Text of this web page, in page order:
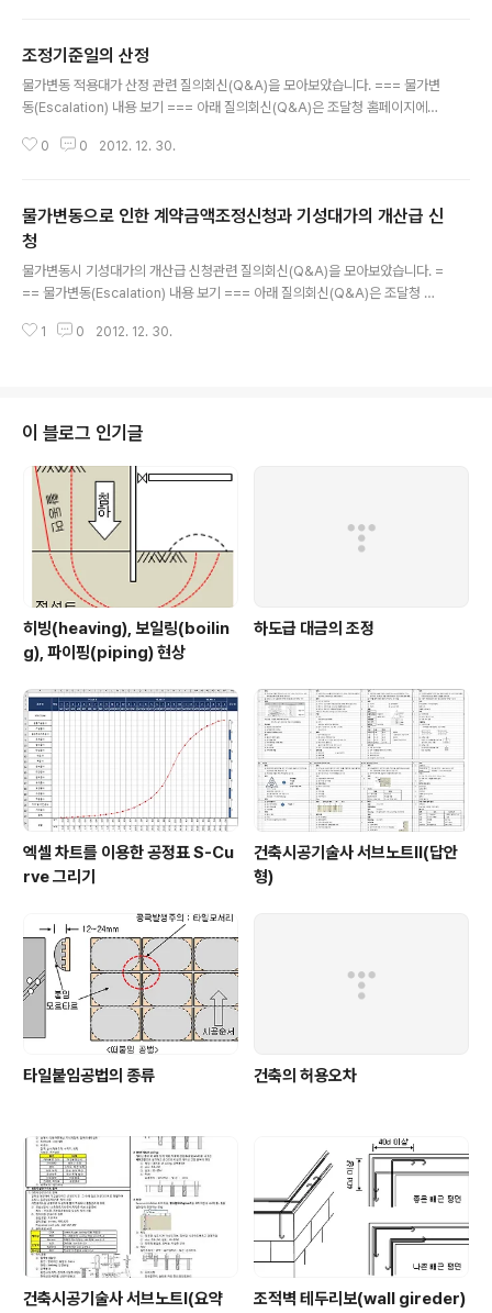
변동적용대가의 산정이 가능한지 및 공사공정예정표 변경시 현재 진행공정 현
황으로 변경하여 적용이 가능한지? 회신내용 공공기관과 체결한 계약에 대하여
는「공공기관의 운영에 관한 법령」,「공기업 · 준정부기관 회계규칙」및 발주기관의
조정기준일의 산정
물가변동 적용대가 산정 관련 질의회신(Q&A)을 모아보았습니다. === 물가변
동(Escalation) 내용 보기 === 아래 질의회신(Q&A)은 조달청 홈페이지에서
0612987 회신일자 2006-05-17 질의내용 「국가를 당사자로 하는 계약에
한 공사계약에 있어서 물가변동으로 인한 계약금액의 조정 시 “조정기준일”이
란「국가를 당사자로 하는 계약에 관한 법률 시행령」제64조제1항의 규정에 의하
여 계약을 체결(장기계속공사 및 장기물품제조 등의 경우에는 제1차계약체결
일)한 날부터 90일 ..
0 0 2012. 12. 30.
물가변동으로 인한 계약금액조정신청과 기성대가의 개산급 신
청
물가변동시 기성대가의 개산급 신청관련 질의회신(Q&A)을 모아보았습니다. =
== 물가변동(Escalation) 내용 보기 === 아래 질의회신(Q&A)은 조달청 홈
조정 신청으로 볼 수 있는지 공개번호 2006121318 회신일자 2006-06-13
에 관한 법률 시행령」제64조 및 같은 법 시행규칙 제74조의 규정에 의한 물가
변동으로 인한 계약금액조정은 적어도 준공대가(장기계속공사의 경우에는 차
수별 준공대가 포함) ..
1 0 2012. 12. 30.
이 블로그 인기글
히빙(heaving), 보일링(boilin
g), 파이핑(piping) 현상
하도급 대금의 조정
엑셀 차트를 이용한 공정표 S-Cu
rve 그리기
건축시공기술사 서브노트Ⅱ(답안
형)
타일붙임공법의 종류 건축의 허용오차
건축시공기술사 서브노트Ⅰ(요약 조적벽 테두리보(wall gireder)